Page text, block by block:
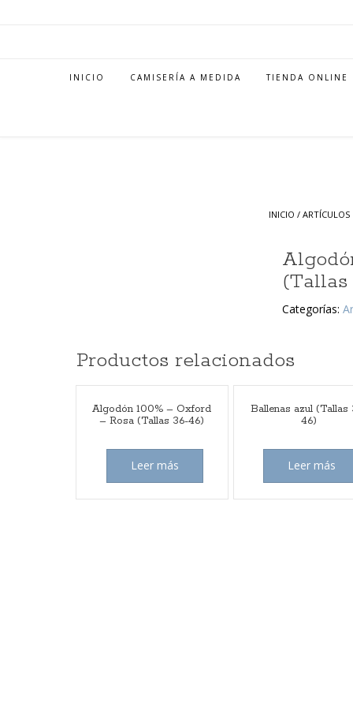
INICIO CAMISERÍA A MEDIDA TIENDA ONLINE
INICIO / ARTÍCULOS
(Tallas
Categorías:
Productos relacionados
Algodón 100% – Oxford
– Rosa (Tallas 36-46)
Leer más
Ballenas azul (Tallas
46)
Leer más